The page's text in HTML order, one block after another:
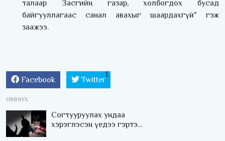
талаар Засгийн газар, холбогдох бусад
байгууллагаас санал авахыг шаардахгүй" гэж
заажээ.
Facebook Twitter
ӨМНӨХ
Согтууруулах ундаа
хэрэглэсэн үедээ гэртээ